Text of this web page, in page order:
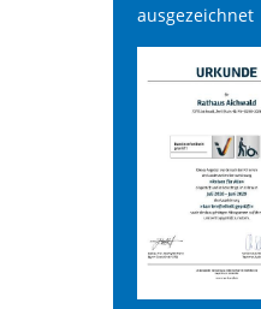
ausgezeichnet